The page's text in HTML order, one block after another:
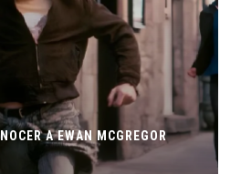
A EWAN MCGREGOR